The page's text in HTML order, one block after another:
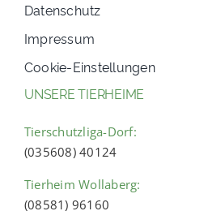
Datenschutz
Impressum
Cookie-Einstellungen
UNSERE TIERHEIME
Tierschutzliga-Dorf:
(035608) 40124
Tierheim Wollaberg:
(08581) 96160